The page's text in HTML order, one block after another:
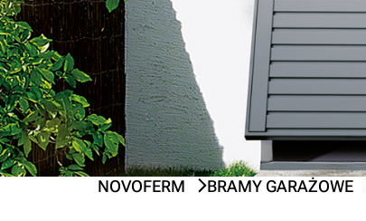
NEXTNOVOFERM BRAMY GARAŻOWE